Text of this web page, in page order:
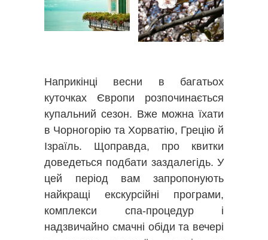
Наприкінці весни в багатьох
куточках Європи розпочинається
купальний сезон. Вже можна їхати
в Чорногорію та Хорватію, Грецію й
Ізраїль. Щоправда, про квитки
доведеться подбати заздалегідь. У
цей період вам запропонують
найкращі екскурсійні програми,
комплекси спа-процедур і
надзвичайно смачні обіди та вечері